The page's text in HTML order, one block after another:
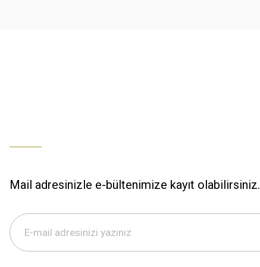
S... M... | 29/12/2025
Mail adresinizle e-bültenimize kayıt olabilirsiniz.